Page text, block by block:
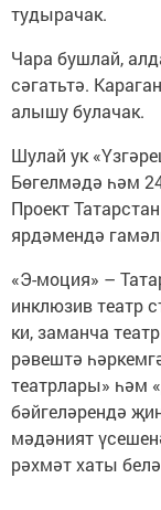
тудырачак.
Чара бушлай,
сәгатьтә.
алышу булачак.
Шулай ук
Бөгелмәдә һәм
Проект
ярдәмендә
«Э-моция» –
инклюзив театр
ки, заманча
рәвештә
театрлары» һәм
бәйгеләрендә
мәдәният
рәхмәт хаты